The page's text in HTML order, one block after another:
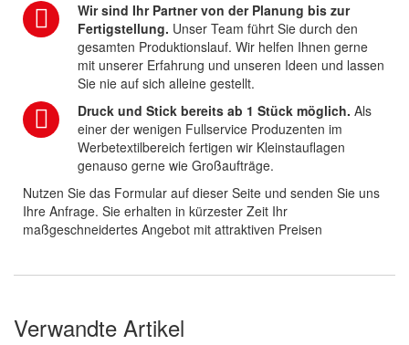
Wir sind Ihr Partner von der Planung bis zur
Fertigstellung. Unser Team führt Sie durch den
gesamten Produktionslauf. Wir helfen Ihnen gerne
mit unserer Erfahrung und unseren Ideen und lassen
Sie nie auf sich alleine gestellt.
Druck und Stick bereits ab 1 Stück möglich. Als
einer der wenigen Fullservice Produzenten im
Werbetextilbereich fertigen wir Kleinstauflagen
genauso gerne wie Großaufträge.
Nutzen Sie das Formular auf dieser Seite und senden Sie uns
Ihre Anfrage. Sie erhalten in kürzester Zeit Ihr
maßgeschneidertes Angebot mit attraktiven Preisen
Verwandte Artikel